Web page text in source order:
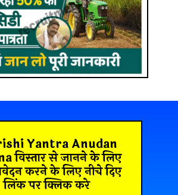
Yantra Anudan
विस्तार से जानने के लिए
करने के लिए नीचे दिए
लिंक पर क्लिक करे